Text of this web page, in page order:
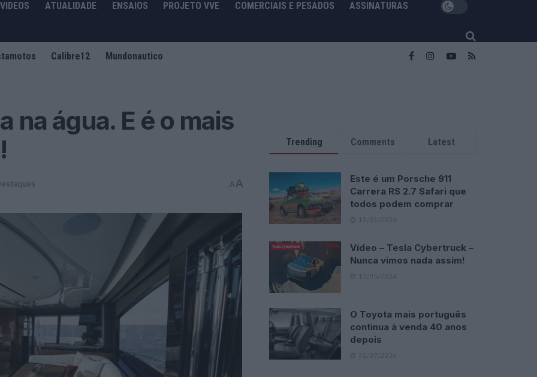
VIDEOS ATUALIDADE ENSAIOS PROJETO VVE COMERCIAIS E PESADOS ASSINATURAS
Calibre12 Mundonautico
na água. E é o mais
AA
Trending Comments Latest
Este é um Porsche 911
Carrera RS 2.7 Safari que
todos podem comprar
13/03/2024
Vídeo – Tesla Cybertruck –
Nunca vimos nada assim!
13/05/2024
O Toyota mais português
continua à venda 40 anos
depois
31/07/2026